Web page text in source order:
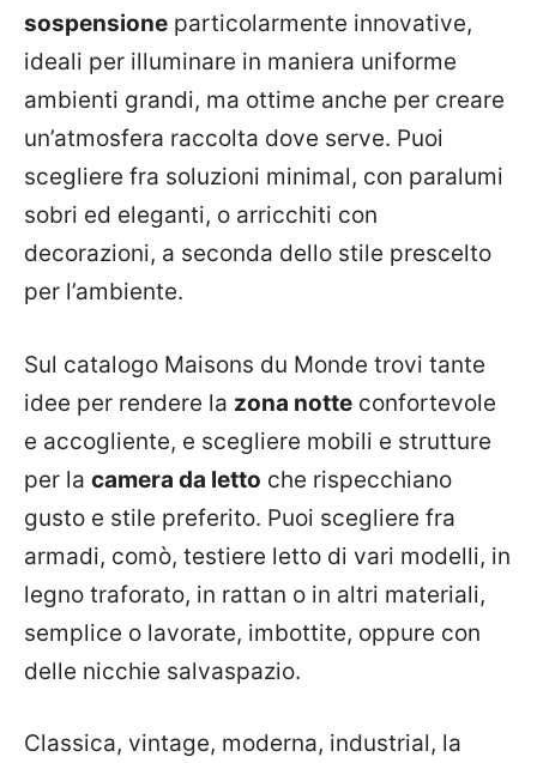
sospensione particolarmente innovative,
ideali per illuminare in maniera uniforme
ambienti grandi, ma ottime anche per creare
un’atmosfera raccolta dove serve. Puoi
scegliere fra soluzioni minimal, con paralumi
sobri ed eleganti, o arricchiti con
decorazioni, a seconda dello stile prescelto
per l’ambiente.
Sul catalogo Maisons du Monde trovi tante
idee per rendere la zona notte confortevole
e accogliente, e scegliere mobili e strutture
per la camera da letto che rispecchiano
gusto e stile preferito. Puoi scegliere fra
armadi, comò, testiere letto di vari modelli, in
legno traforato, in rattan o in altri materiali,
semplice o lavorate, imbottite, oppure con
delle nicchie salvaspazio.
Classica, vintage, moderna, industrial, la